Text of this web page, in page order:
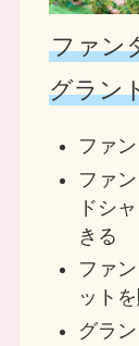
ファン
グラン
ファ
ファ
ドシ
きる
ファ
ット
グラ